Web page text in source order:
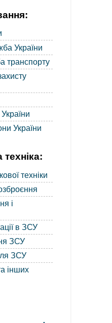
України
транспорту
України
техніки
і
в ЗСУ
ЗСУ
ЗСУ
інших